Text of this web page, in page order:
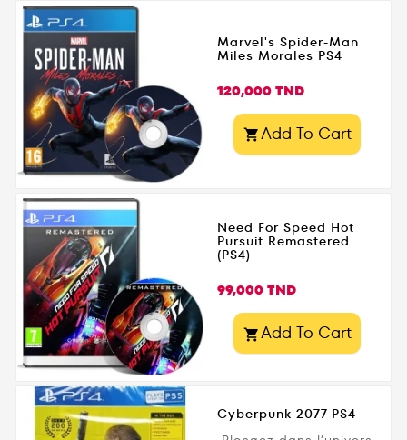
vous embarque dans
palpitante inspirée
avec des missions
d’infiltration et des
multijoueur ou testez
votre survie...
Marvel's Spider-Man
Miles Morales PS4
Prix
120,000 TND
Add To Cart
Need For Speed Hot
Pursuit Remastered
(PS4)
Prix
99,000 TND
Add To Cart
Cyberpunk 2077 PS4